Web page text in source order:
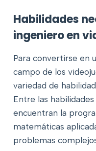
Habilidades
ingeniero en
Para convertirse en
campo de los
variedad de
Entre las
encuentran la
matemáticas
problemas